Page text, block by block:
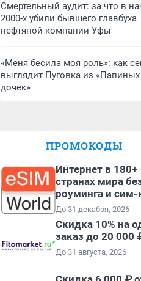
Смертельный аудит: за что в
2000-х убили бывшего главбуха
нефтяной компании Уфы
«Меня бесила моя роль»: как
выглядит Пуговка из «Папиных
дочек»
ПРОМОКОДЫ
Интернет в 180+
странах мира
роуминга и сим-
До 31 декабря, 2026
Скидка 10% на
заказ до 20 000
До 31 августа, 2026